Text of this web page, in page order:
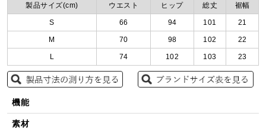
製品サイズ(cm) ウエスト ヒップ 総丈 裾幅
S 66 94 101 21
M 70 98 102 22
L 74 102 103 23
機能
素材